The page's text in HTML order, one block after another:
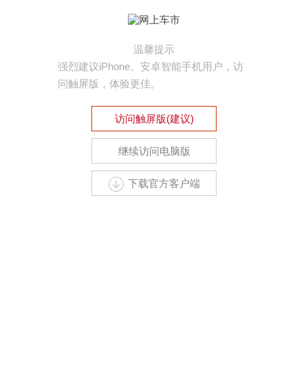
温馨提示
强烈建议iPhone、安卓智能手机用户，访
问触屏版，体验更佳。
访问触屏版(建议)
继续访问电脑版
下载官方客户端